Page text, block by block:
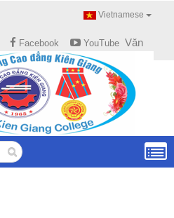
Vietnamese
Facebook YouTube Văn